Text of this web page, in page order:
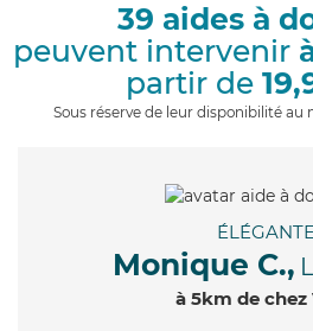
39 aides à
peuvent intervenir
partir de
Sous réserve de leur disponibilité
Monique C.,
à 5km de chez